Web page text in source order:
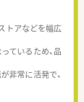
トアなどを幅広
ているため、品
非常に活発で、